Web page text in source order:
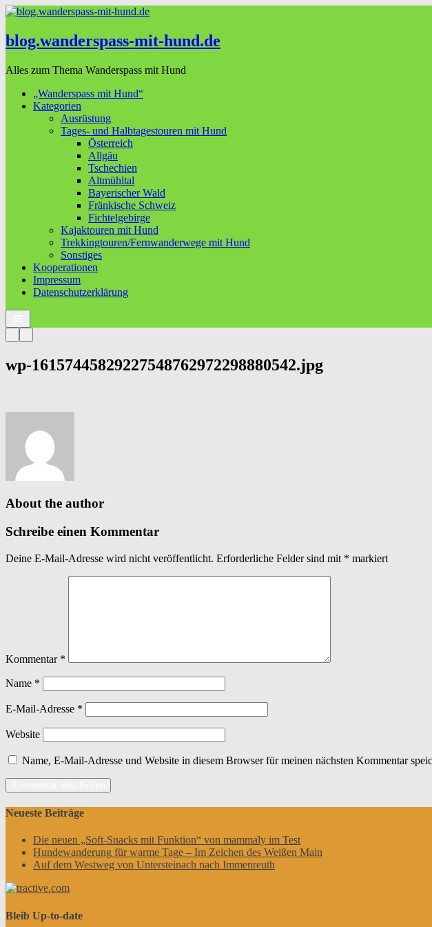
blog.wanderspass-mit-hund.de
Alles zum Thema Wanderspass mit Hund
„Wanderspass mit Hund“
Kategorien
Ausrüstung
Tages- und Halbtagestouren mit Hund
Österreich
Allgäu
Tschechien
Altmühltal
Bayerischer Wald
Fränkische Schweiz
Fichtelgebirge
Kajaktouren mit Hund
Trekkingtouren/Fernwanderwege mit Hund
Sonstiges
Kooperationen
Impressum
Datenschutzerklärung
wp-16157445829227548762972298880542.jpg
About the author
Schreibe einen Kommentar
Deine E-Mail-Adresse wird nicht veröffentlicht. Erforderliche Felder sind mit * markiert
Kommentar *
Name *
E-Mail-Adresse *
Website
Name, E-Mail-Adresse und Website in diesem Browser für meinen nächsten Kommentar
Neueste Beiträge
Die neuen „Soft-Snacks mit Funktion“ von mammaly im Test
Hundewanderung für warme Tage – Im Zeichen des Weißen Main
Auf dem Westweg von Untersteinach nach Immenreuth
Bleib Up-to-date